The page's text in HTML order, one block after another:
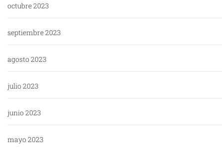
octubre 2023
septiembre 2023
agosto 2023
julio 2023
junio 2023
mayo 2023